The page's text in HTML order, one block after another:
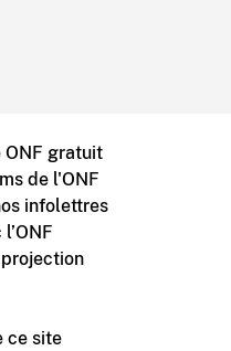
ONF gratuit
de l'ONF
infolettres
ce site